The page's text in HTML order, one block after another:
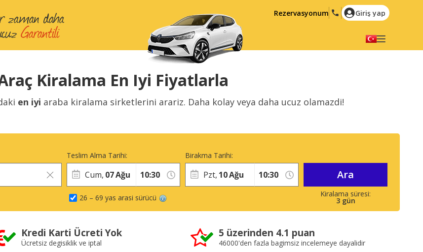
Rezervasyonum Giriş yap
Italiano
Nederlands
Русский
Hrvatski
Kiralama En Iyi Fiyatlarla
en iyi araba kiralama sirketlerini arariz. Daha kolay veya daha ucuz olamazdi!
Teslim Alma Tarihi:
Cum, 07Ağu
3 gün
Birakma Tarihi:
Pzt, 10Ağu
26 – 69 yas arasi sürücü
Ara
Kredi Karti Ücreti Yok
Ücretsiz degisiklik ve iptal
5 üzerinden 4.1 puan
46000'den fazla bagimsiz incelemeye dayalidir